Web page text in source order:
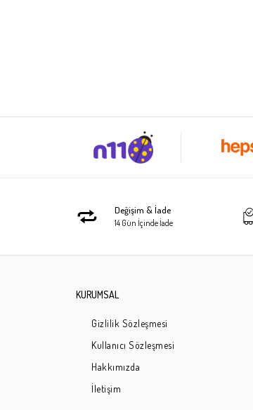
Değişim & İade
14 Gün İçinde İade
KURUMSAL
Gizlilik Sözleşmesi
Kullanıcı Sözleşmesi
Hakkımızda
İletişim